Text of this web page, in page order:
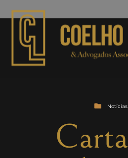
Notícias